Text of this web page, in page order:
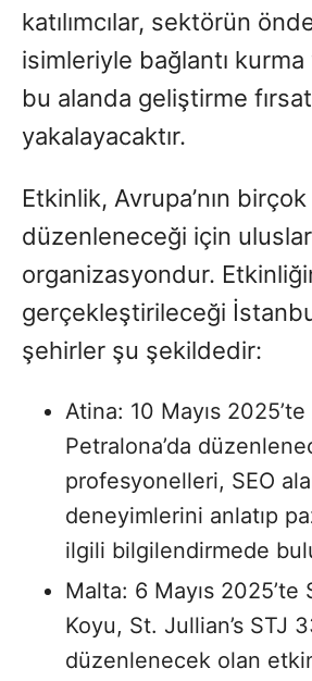
katılımcılar, sektörün
isimleriyle bağlantı
bu alanda geliştirme
yakalayacaktır.
Etkinlik, Avrupa’nın
düzenleneceği için
organizasyondur.
gerçekleştirileceği
şehirler şu şekildedir:
Atina: 10 Mayıs
Petralona’da
profesyonelleri, SEO
deneyimlerini anlatıp
ilgili bilgilendirmede
Malta: 6 Mayıs 2025’te
Koyu, St. Jullian’s STJ
düzenlenecek olan